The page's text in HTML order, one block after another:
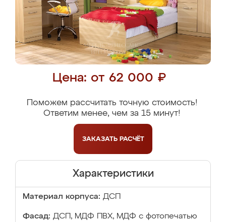
Цена: от 62 000 ₽
Поможем рассчитать точную стоимость!
Ответим менее, чем за 15 минут!
ЗАКАЗАТЬ РАСЧЁТ
Характеристики
Материал корпуса: ДСП
Фасад: ДСП, МДФ ПВХ, МДФ с фотопечатью